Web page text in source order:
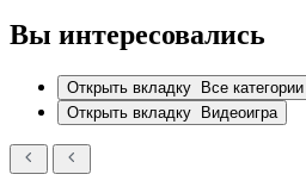
Вы интересовались
Открыть вкладку
Все категории
Открыть вкладку
Видеоигра